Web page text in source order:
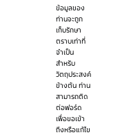
ข้อมูลของ
ท่านจะถูก
เก็บรักษา
ตราบเท่าที่
จำเป็น
สำหรับ
วัตถุประสงค์
ข้างต้น ท่าน
สามารถติด
ต่อฟอร์ด
เพื่อขอเข้า
ถึงหรือแก้ไข